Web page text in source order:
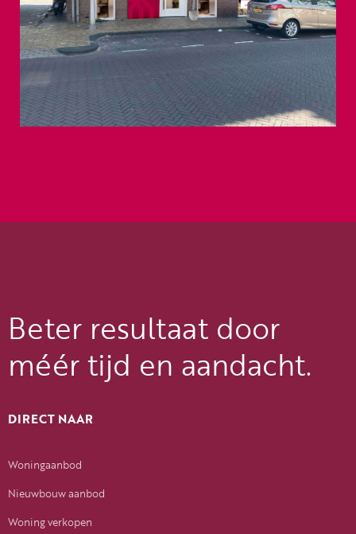
Beter resultaat door
méér tijd en aandacht.
DIRECT NAAR
Woningaanbod
Nieuwbouw aanbod
Woning verkopen